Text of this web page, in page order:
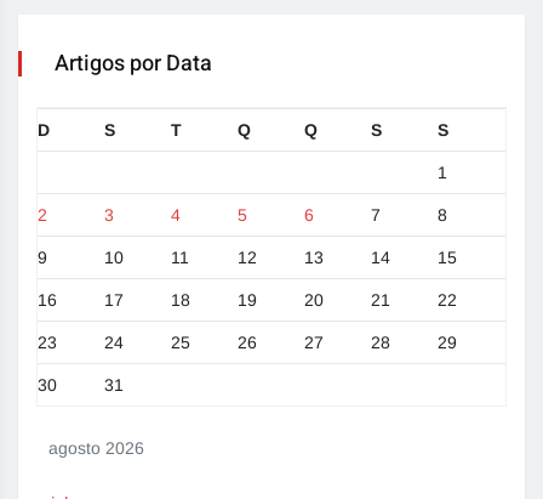
Artigos por Data
agosto 2026
D S T Q Q S S
1
2 3 4 5 6 7 8
9 10 11 12 13 14 15
16 17 18 19 20 21 22
23 24 25 26 27 28 29
30 31